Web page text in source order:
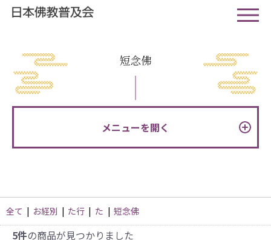
短念佛
メニューを開く
全て | お経別 | た行 | た | 短念佛
5件の商品が見つかりました